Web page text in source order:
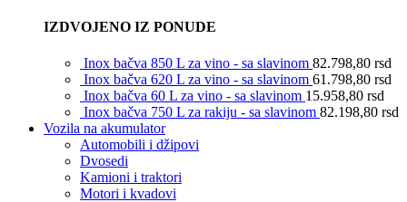
IZDVOJENO IZ PONUDE
Inox bačva 850 L za vino - sa slavinom 82.798,80 rsd
Inox bačva 620 L za vino - sa slavinom 61.798,80 rsd
Inox bačva 60 L za vino - sa slavinom 15.958,80 rsd
Inox bačva 750 L za rakiju - sa slavinom 82.198,80 rsd
Vozila na akumulator
Automobili i džipovi
Dvosedi
Kamioni i traktori
Motori i kvadovi